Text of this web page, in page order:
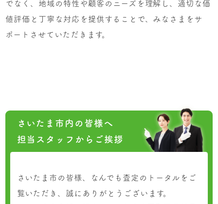
でなく、地域の特性や顧客のニーズを理解し、適切な価
値評価と丁寧な対応を提供することで、みなさまをサ
ポートさせていただきます。
さいたま市内の皆様へ
担当スタッフからご挨拶
さいたま市の皆様、なんでも査定のトータルをご
覧いただき、誠にありがとうございます。